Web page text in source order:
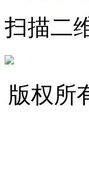
扫描二
版权所